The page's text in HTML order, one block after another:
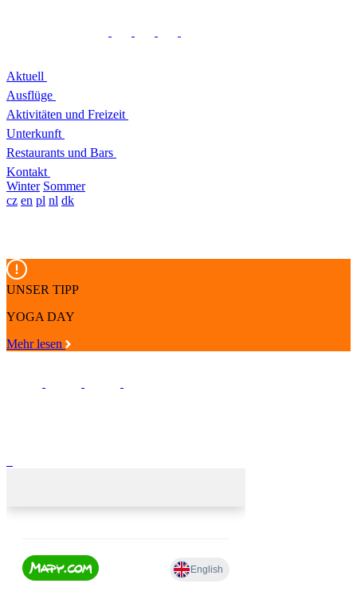
Aktuell
Ausflüge
Aktivitäten und Freizeit
Unterkunft
Restaurants und Bars
Kontakt
Winter Sommer
cz en pl nl dk
UNSER TIPP
YOGA DAY
Mehr lesen